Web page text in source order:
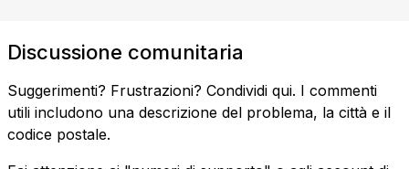
Discussione comunitaria
Suggerimenti? Frustrazioni? Condividi qui. I commenti
utili includono una descrizione del problema, la città e il
codice postale.